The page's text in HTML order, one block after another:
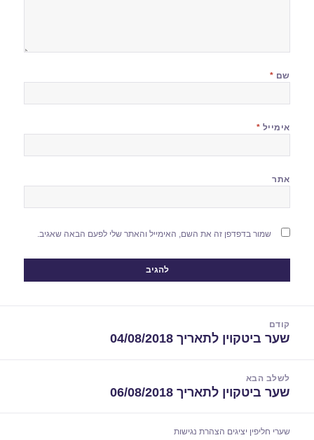
שם *
אימייל *
אתר
שמור בדפדפן זה את השם, האימייל והאתר שלי לפעם הבאה שאגיב.
קודם
הפוסט
שער ביטקוין לתאריך 04/08/2018
לשלב הבא
הפוסט
שער ביטקוין לתאריך 06/08/2018
שערי חליפין יציגים הצהרת נגישות